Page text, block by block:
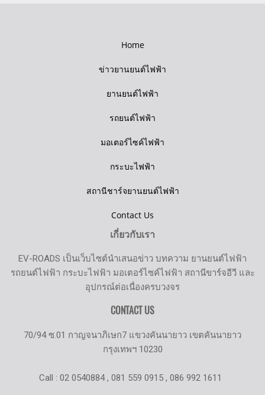
Home
ข่าวยานยนต์ไฟฟ้า
ยานยนต์ไฟฟ้า
รถยนต์ไฟฟ้า
มอเตอร์ไซค์ไฟฟ้า
กระบะไฟฟ้า
สถานีชาร์จยานยนต์ไฟฟ้า
Contact Us
เกี่ยวกับเรา
EV-ROADS เป็นเว็บไซต์นำเสนอข่าว บทความ ยานยนต์ไฟฟ้า
รถยนต์ไฟฟ้า กระบะไฟฟ้า มอเตอร์ไซค์ไฟฟ้า สถานีขาร์จอีวี และ
อุปกรณ์ต่อเนื่องครบวงจร
CONTACT US
70/94 ซ.01 กาญจนาภิเษก7 แขวงคันนายาว เขตคันนายาว
กรุงเทพฯ 10230
Call : 02 0540884 , 081 559 0915 , 086 992 1611